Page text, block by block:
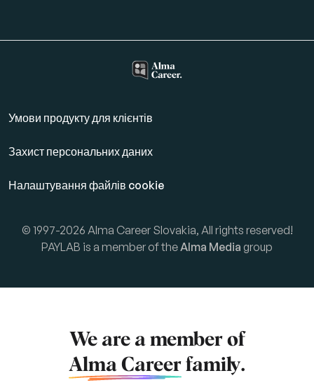
Умови продукту для клієнтів
Захист персональних даних
Налаштування файлів cookie
© 1997-2026 Alma Career Slovakia, All rights reserved!
PAYLAB is a member of the Alma Media group
We are a member of
Alma Career family.